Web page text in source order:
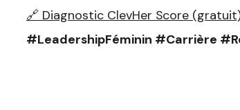
🔗 Diagnostic ClevHer Score
#LeadershipFéminin #Carrière